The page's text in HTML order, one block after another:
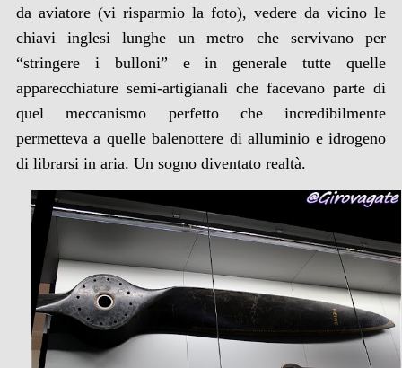
da aviatore (vi risparmio la foto), vedere da vicino le
chiavi inglesi lunghe un metro che servivano per
“stringere i bulloni” e in generale tutte quelle
apparecchiature semi-artigianali che facevano parte di
quel meccanismo perfetto che incredibilmente
permetteva a quelle balenottere di alluminio e idrogeno
di librarsi in aria. Un sogno diventato realtà.